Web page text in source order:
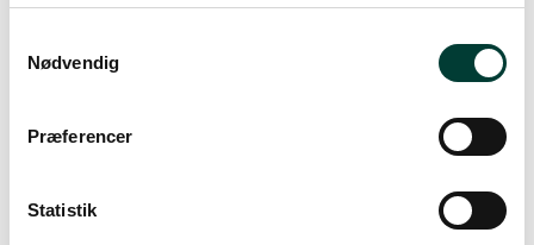
Nødvendig
Præferencer
Statistik